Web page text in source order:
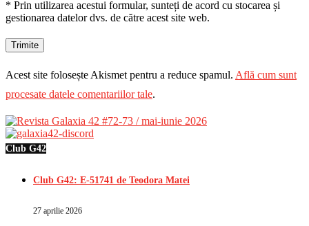
* Prin utilizarea acestui formular, sunteți de acord cu stocarea și
gestionarea datelor dvs. de către acest site web.
Acest site folosește Akismet pentru a reduce spamul. Află cum sunt
procesate datele comentariilor tale.
Club G42
Club G42: E-51741 de Teodora Matei
27 aprilie 2026